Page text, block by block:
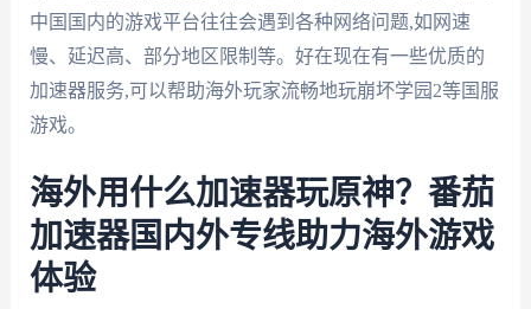
中国国内的游戏平台往往会遇到各种网络问题,如网速
慢、延迟高、部分地区限制等。好在现在有一些优质的
加速器服务,可以帮助海外玩家流畅地玩崩坏学园2等国服
游戏。
海外用什么加速器玩原神？番茄
加速器国内外专线助力海外游戏
体验